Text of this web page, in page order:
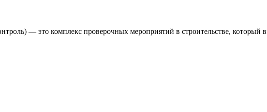
— это комплекс проверочных мероприятий в строительстве, который